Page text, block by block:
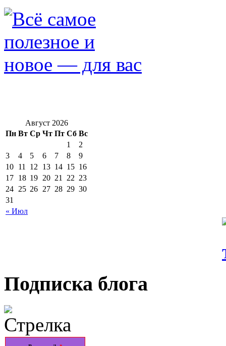
Август 2026
Пн Вт Ср Чт Пт Сб Вс
« Июл
1
2
3
4 5 6 7 8
9
10 11 12 13 14 15 16
17 18 19 20 21 22 23
24 25 26 27 28 29 30
31
Подписка блога